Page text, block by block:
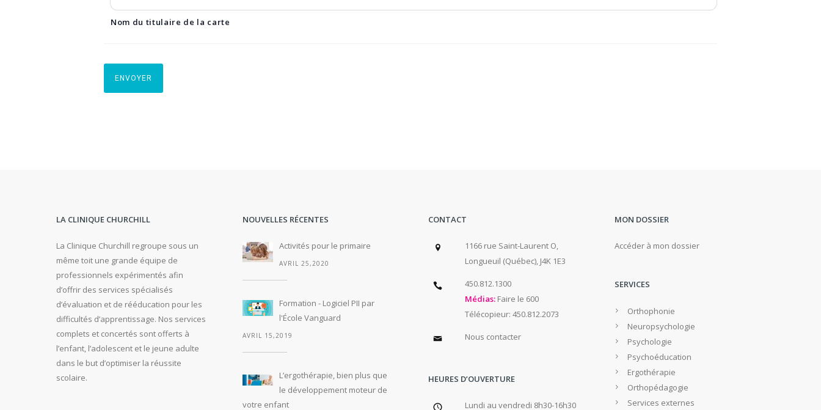
Nom du titulaire de la carte
ENVOYER
LA CLINIQUE CHURCHILL
La Clinique Churchill regroupe sous un
même toit une grande équipe de
professionnels expérimentés afin
d’offrir des services spécialisés
d’évaluation et de rééducation pour les
difficultés d’apprentissage. Nos services
complets et concertés sont offerts à
l’enfant, l’adolescent et le jeune adulte
dans le but d’optimiser la réussite
scolaire.
NOUVELLES RÉCENTES
Activités pour le primaire
AVRIL 25,2020
Formation - Logiciel PII par
l'École Vanguard
AVRIL 15,2019
L’ergothérapie, bien plus que
le développement moteur de
votre enfant
CONTACT
1166 rue Saint-Laurent O,
Longueuil (Québec), J4K 1E3
450.812.1300
Médias: Faire le 600
Télécopieur: 450.812.2073
Nous contacter
HEURES D’OUVERTURE
Lundi au vendredi 8h30-16h30
MON DOSSIER
Accéder à mon dossier
SERVICES
Orthophonie
Neuropsychologie
Psychologie
Psychoéducation
Ergothérapie
Orthopédagogie
Services externes